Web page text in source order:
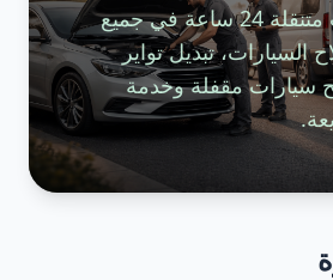
خدمة سيارات متنقلة 24 ساعة في جميع
السيارات، تبديل تواير
سيارات مقفلة وخدمة